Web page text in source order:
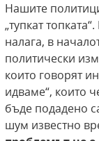
Нашите
„тупкат
налага, в
политически
които говорят
идваме“, които
бъде подадено
шум известно